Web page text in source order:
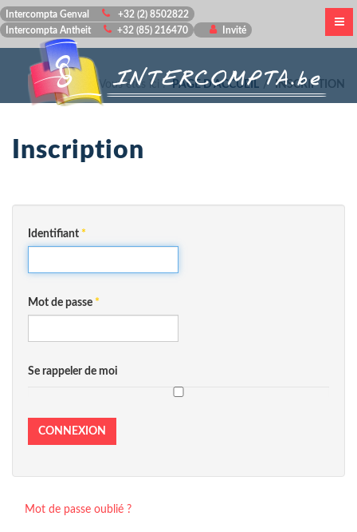
Intercompta Genval
+32 (2) 8502822
Intercompta Antheit
+32 (85) 216470 Invité
Vous êtes ici :PAGE D'ACCUEIL INSCRIPTION
Inscription
Identifiant *
Mot de passe *
Se rappeler de moi
CONNEXION
Mot de passe oublié ?